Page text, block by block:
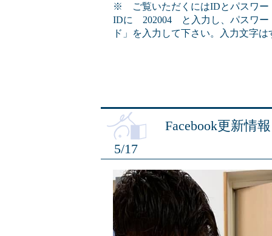
※ ご覧いただくにはIDとパスワー
IDに 202004 と入力し、パスワー
ド」を入力して下さい。入力文字
5/17
Facebook更新情報